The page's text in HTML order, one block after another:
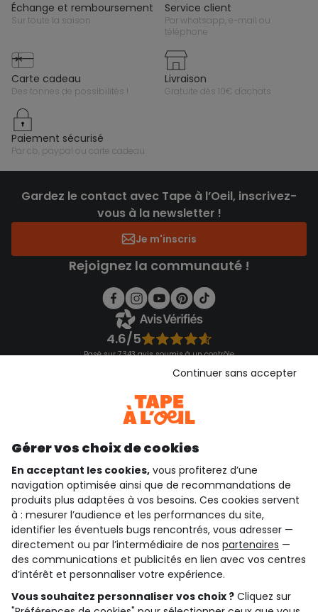
échange et remboursement
sur toute la saison
service client
par whatsapp, e-mail ou
téléphone
carte cadeau
des tonnes de possibilités !
livraison
gratuite dès 10€ d'achats
paiement sécurisé
par cb, paypal ou carte cadeau
Gardez le contact avec Tape à l’Oeil, inscrivez-
vous à la newsletter !
Je m'inscris
Rejoignez la communauté !
4.6/5
Basé sur 7 343 avis soumis à un contrôle
Consulter les CGU
qui sommes-nous ?
besoin d'aide ?
le club fidélité
notre catalogue
Gérer vos choix de cookies
En acceptant les cookies, vous profiterez d’une
navigation optimisée ainsi que de recommandations de
produits plus adaptées à vos besoins. Ces cookies servent
à : mesurer l’audience et les performances du site,
identifier les éventuels bugs rencontrés, vous adresser —
directement ou par l’intermédiaire de nos partenaires —
des communications et publicités en lien avec vos centres
d’intérêt et personnaliser votre expérience.
Vous souhaitez personnaliser vos choix ? Cliquez sur
Continuer sans accepter